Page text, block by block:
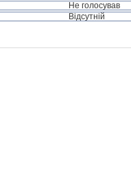
Не голосував
Відсутній